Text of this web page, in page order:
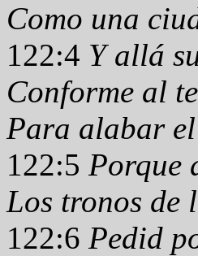
Como una
122:4 Y allá
Conforme al
Para alabar
122:5 Porque
Los tronos de
122:6 Pedid